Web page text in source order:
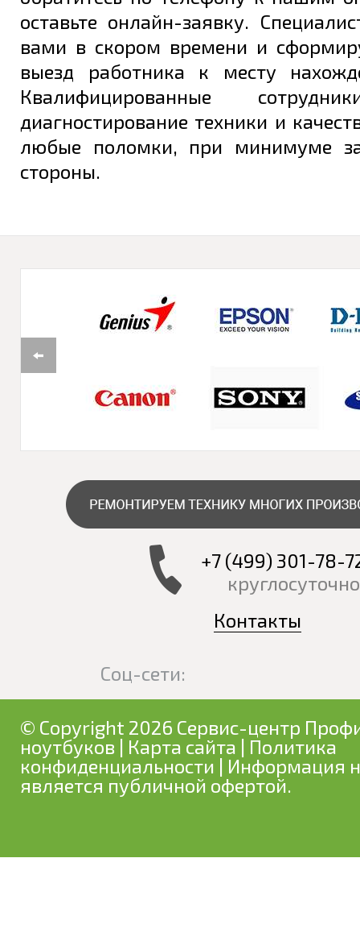
оставьте онлайн-заявку.
вами в скором времени и
выезд работника к месту
Квалифицированные
диагностирование техники и
любые поломки, при минимуме
стороны.
+7 (499) 301-78-
Контакты
Соц-сети:
© Copyright 2026 Сервис-центр
ноутбуков | Карта сайта | Политика
конфиденциальности | Информация
является публичной офертой.